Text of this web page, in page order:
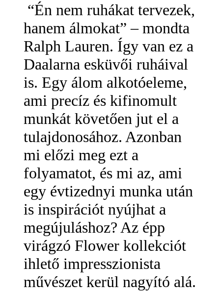
“Én nem ruhákat tervezek,
hanem álmokat” – mondta
Ralph Lauren. Így van ez a
Daalarna esküvői ruháival
is. Egy álom alkotóeleme,
ami precíz és kifinomult
munkát követően jut el a
tulajdonosához. Azonban
mi előzi meg ezt a
folyamatot, és mi az, ami
egy évtizednyi munka után
is inspirációt nyújhat a
megújuláshoz? Az épp
virágzó Flower kollekciót
ihlető impresszionista
művészet kerül nagyító alá.